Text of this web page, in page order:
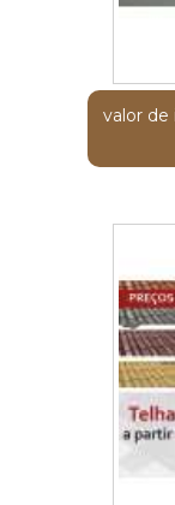
valor de